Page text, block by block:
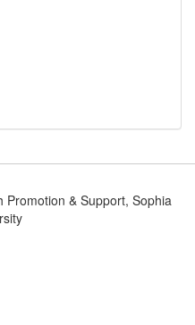
& Support, Sophia